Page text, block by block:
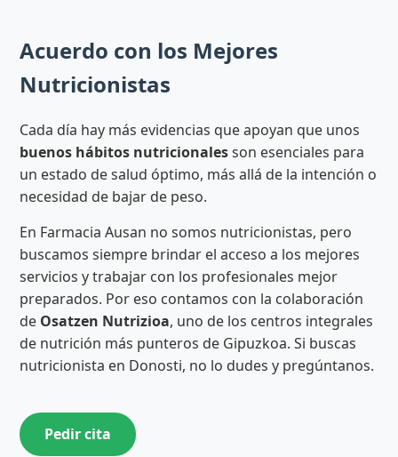
Acuerdo con los Mejores
Nutricionistas
Cada día hay más evidencias que apoyan que unos
buenos hábitos nutricionalesson esenciales para
un estado de salud óptimo, más allá de la intención o
necesidad de bajar de peso.
En Farmacia Ausan no somos nutricionistas, pero
buscamos siempre brindar el acceso a los mejores
servicios y trabajar con los profesionales mejor
preparados. Por eso contamos con la colaboración
de Osatzen Nutrizioa, uno de los centros integrales
de nutrición más punteros de Gipuzkoa. Si buscas
nutricionista en Donosti, no lo dudes y pregúntanos.
Pedir cita